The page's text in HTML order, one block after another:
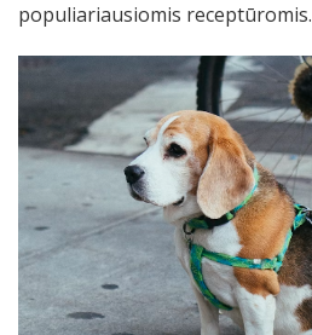
populiariausiomis receptūromis.